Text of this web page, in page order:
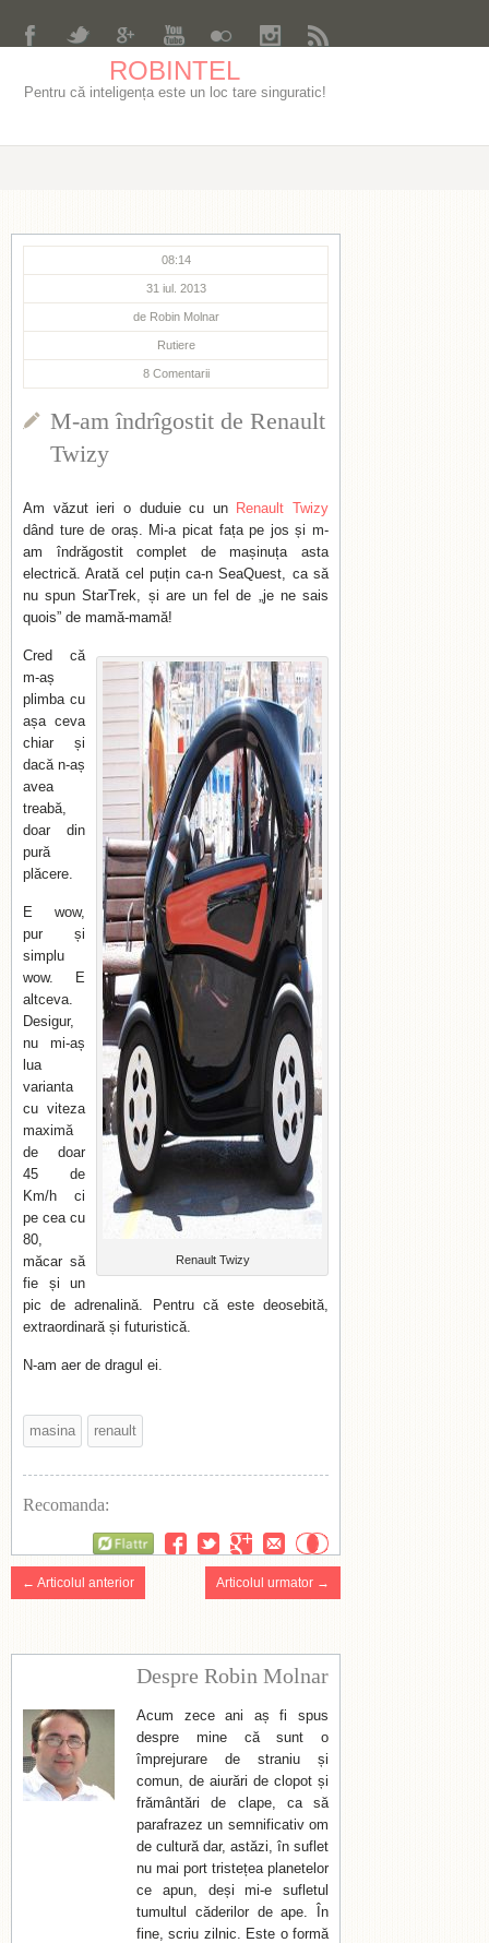
ROBINTEL
Pentru că inteligența este un loc tare singuratic!
08:14
31 iul. 2013
de Robin Molnar
Rutiere
8 Comentarii
M-am îndrîgostit de Renault
Twizy
Am văzut ieri o duduie cu un Renault Twizy
dând ture de oraș. Mi-a picat fața pe jos și m-
am îndrăgostit complet de mașinuța asta
electrică. Arată cel puțin ca-n SeaQuest, ca să
nu spun StarTrek, și are un fel de „je ne sais
quois” de mamă-mamă!
Renault Twizy
Cred că
m-aș
plimba cu
așa ceva
chiar și
dacă n-aș
avea
treabă,
doar din
pură
plăcere.
E wow,
pur și
simplu
wow. E
altceva.
Desigur,
nu mi-aș
lua
varianta
cu viteza
maximă
de doar
45 de
Km/h ci
pe cea cu
80,
măcar să
fie și un
pic de adrenalină. Pentru că este deosebită,
extraordinară și futuristică.
N-am aer de dragul ei.
masina renault
Recomanda:
← Articolul anterior Articolul urmator →
Despre Robin Molnar
Acum zece ani aș fi spus
despre mine că sunt o
împrejurare de straniu și
comun, de aiurări de clopot și
frământări de clape, ca să
parafrazez un semnificativ om
de cultură dar, astăzi, în suflet
nu mai port tristețea planetelor
ce apun, deși mi-e sufletul
tumultul căderilor de ape. În
fine, scriu zilnic. Este o formă